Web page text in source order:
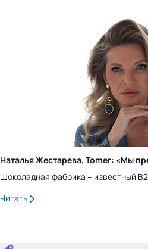
Наталья Жестарева, Tomer: «Мы
Шоколадная фабрика – известный
Читать